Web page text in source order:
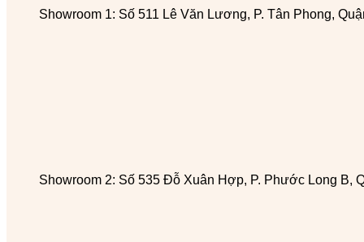
Showroom 1: Số 511 Lê Văn Lương, P. Tân Phong,
Showroom 2: Số 535 Đỗ Xuân Hợp, P. Phước Long B,